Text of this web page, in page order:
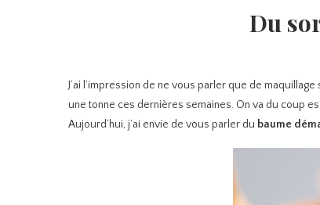
Du
J’ai l’impression de ne vous parler que de
une tonne ces dernières semaines. On va du coup
Aujourd’hui, j’ai envie de vous parler du baume